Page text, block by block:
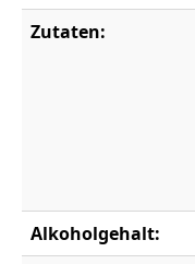
Zutaten:
Alkoholgehalt: